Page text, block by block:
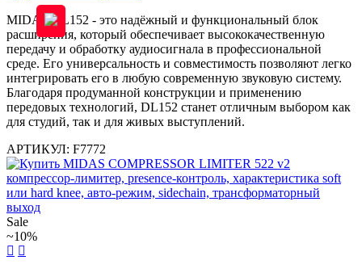
MIDAS DL152 - это надёжный и функциональный блок
расширения, который обеспечивает высококачественную
передачу и обработку аудиосигнала в профессиональной
среде. Его универсальность и совместимость позволяют легко
интегрировать его в любую современную звуковую систему.
Благодаря продуманной конструкции и применению
передовых технологий, DL152 станет отличным выбором как
для студий, так и для живых выступлений.
АРТИКУЛ: F7772
Sale
~10%